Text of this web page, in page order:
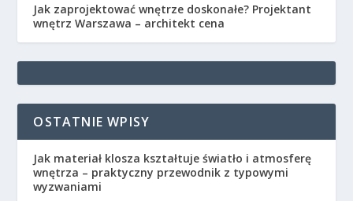
Jak zaprojektować wnętrze doskonałe? Projektant
wnętrz Warszawa – architekt cena
OSTATNIE WPISY
Jak materiał klosza kształtuje światło i atmosferę
wnętrza – praktyczny przewodnik z typowymi
wyzwaniami